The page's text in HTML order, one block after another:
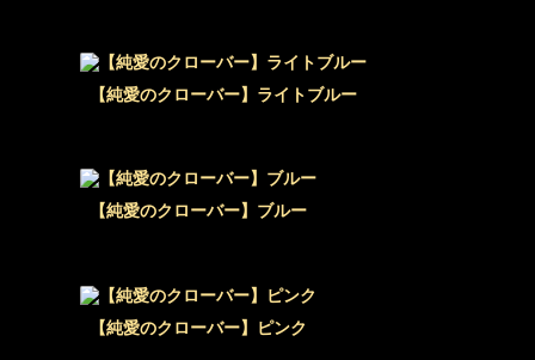
【純愛のクローバー】ライトブルー
【純愛のクローバー】ブルー
【純愛のクローバー】ピンク